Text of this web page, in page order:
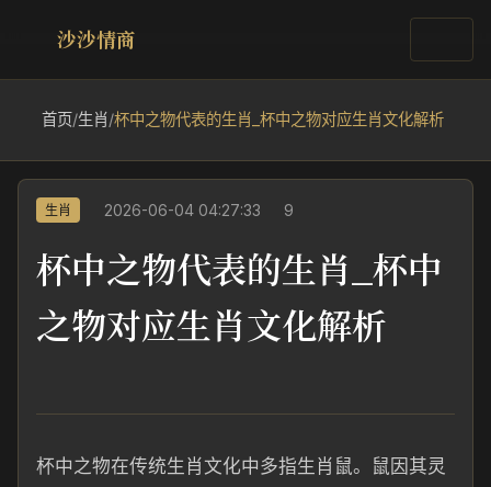
沙沙情商
首页/生肖/杯中之物代表的生肖_杯中之物对应生肖文化解析
生肖 2026-06-04 04:27:33 9
杯中之物代表的生肖_杯中
之物对应生肖文化解析
杯中之物在传统生肖文化中多指生肖鼠。鼠因其灵